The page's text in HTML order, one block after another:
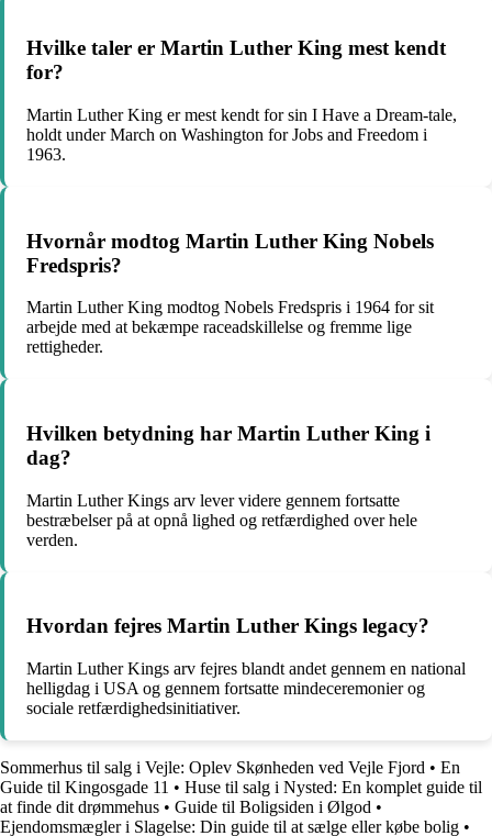
Hvilke taler er Martin Luther King mest kendt
for?
Martin Luther King er mest kendt for sin I Have a Dream-tale,
holdt under March on Washington for Jobs and Freedom i
1963.
Hvornår modtog Martin Luther King Nobels
Fredspris?
Martin Luther King modtog Nobels Fredspris i 1964 for sit
arbejde med at bekæmpe raceadskillelse og fremme lige
rettigheder.
Hvilken betydning har Martin Luther King i
dag?
Martin Luther Kings arv lever videre gennem fortsatte
bestræbelser på at opnå lighed og retfærdighed over hele
verden.
Hvordan fejres Martin Luther Kings legacy?
Martin Luther Kings arv fejres blandt andet gennem en national
helligdag i USA og gennem fortsatte mindeceremonier og
sociale retfærdighedsinitiativer.
Sommerhus til salg i Vejle: Oplev Skønheden ved Vejle Fjord • En
Guide til Kingosgade 11 • Huse til salg i Nysted: En komplet guide til
at finde dit drømmehus • Guide til Boligsiden i Ølgod •
Ejendomsmægler i Slagelse: Din guide til at sælge eller købe bolig •